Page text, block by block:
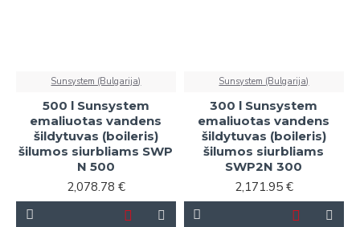
Sunsystem (Bulgarija)
500 l Sunsystem
emaliuotas vandens
šildytuvas (boileris)
šilumos siurbliams SWP
N 500
2,078.78 €
Sunsystem (Bulgarija)
300 l Sunsystem
emaliuotas vandens
šildytuvas (boileris)
šilumos siurbliams
SWP2N 300
2,171.95 €